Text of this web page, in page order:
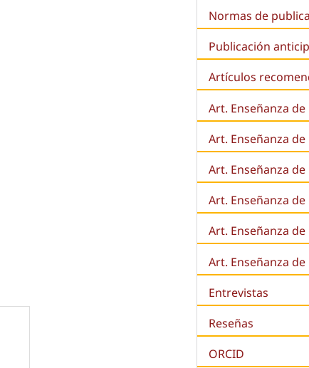
Normas de
Publicación
Artículos
Art. Enseñanza
Art. Enseñanza
Art. Enseñanza de
Art. Enseñanza de
Art. Enseñanza
Art. Enseñanza
Entrevistas
Reseñas
ORCID